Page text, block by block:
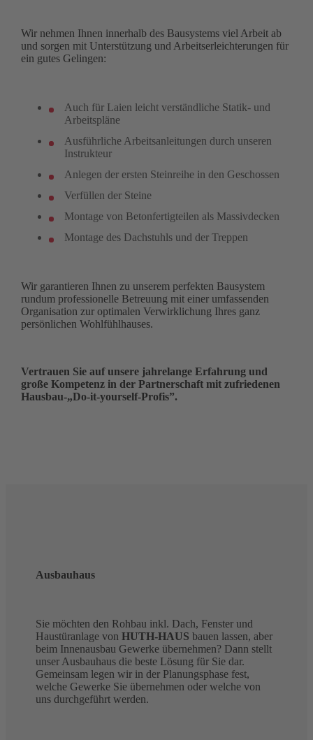
Wir nehmen Ihnen innerhalb des Bausystems viel Arbeit ab
und sorgen mit Unterstützung und Arbeitserleichterungen für
ein gutes Gelingen:
Auch für Laien leicht verständliche Statik- und
Arbeitspläne
Ausführliche Arbeitsanleitungen durch unseren
Instrukteur
Anlegen der ersten Steinreihe in den Geschossen
Verfüllen der Steine
Montage von Betonfertigteilen als Massivdecken
Montage des Dachstuhls und der Treppen
Wir garantieren Ihnen zu unserem perfekten Bausystem
rundum professionelle Betreuung mit einer umfassenden
Organisation zur optimalen Verwirklichung Ihres ganz
persönlichen Wohlfühlhauses.
Vertrauen Sie auf unsere jahrelange Erfahrung und
große Kompetenz in der Partnerschaft mit zufriedenen
Hausbau-„Do-it-yourself-Profis”.
Ausbauhaus
Sie möchten den Rohbau inkl. Dach, Fenster und
Haustüranlage vonHUTH-HAUS bauen lassen, aber
beim Innenausbau Gewerke übernehmen? Dann stellt
unser Ausbauhaus die beste Lösung für Sie dar.
Gemeinsam legen wir in der Planungsphase fest,
welche Gewerke Sie übernehmen oder welche von
uns durchgeführt werden.